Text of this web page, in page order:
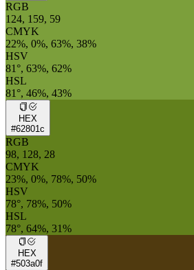
RGB
124, 159, 59
CMYK
22%, 0%, 63%, 38%
HSV
81°, 63%, 62%
HSL
81°, 46%, 43%
HEX
#62801c
RGB
98, 128, 28
CMYK
23%, 0%, 78%, 50%
HSV
78°, 78%, 50%
HSL
78°, 64%, 31%
HEX
#503a0f